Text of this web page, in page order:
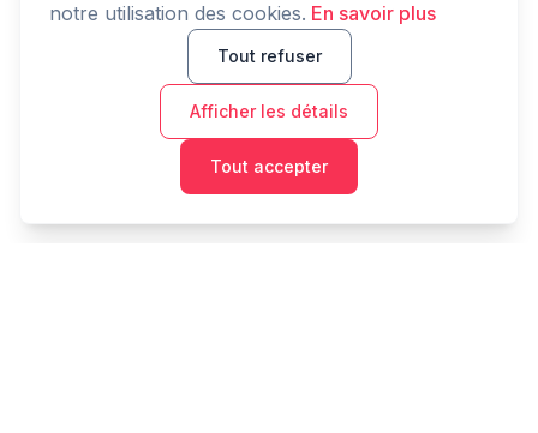
notre utilisation des cookies. En savoir plus
Tout refuser
Afficher les détails
Tout accepter